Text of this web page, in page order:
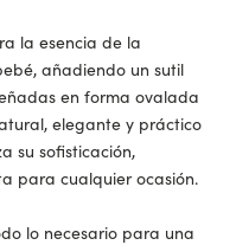
la esencia de la
añadiendo un sutil
en forma ovalada
elegante y práctico
su sofisticación,
para cualquier ocasión.
lo necesario para una